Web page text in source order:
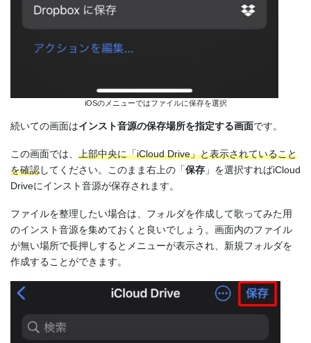
iOSのメニューではファイルに保存を選択
続いての画面はインスト音源の保存場所を指定する画面です。
この画面では、 上部中央に「iCloud Drive」と表示されていること
を確認してください。このまま右上の「保存 」を選択すればiCloud
Driveにインスト音源が保存されます。
ファイルを整理したい場合は、フォルダを作成して歌ってみた用
のインスト音源を集めておくと良いでしょう。画面内のファイル
が無い場所で長押しするとメニューが表示され、新規フォルダを
作成することができます。